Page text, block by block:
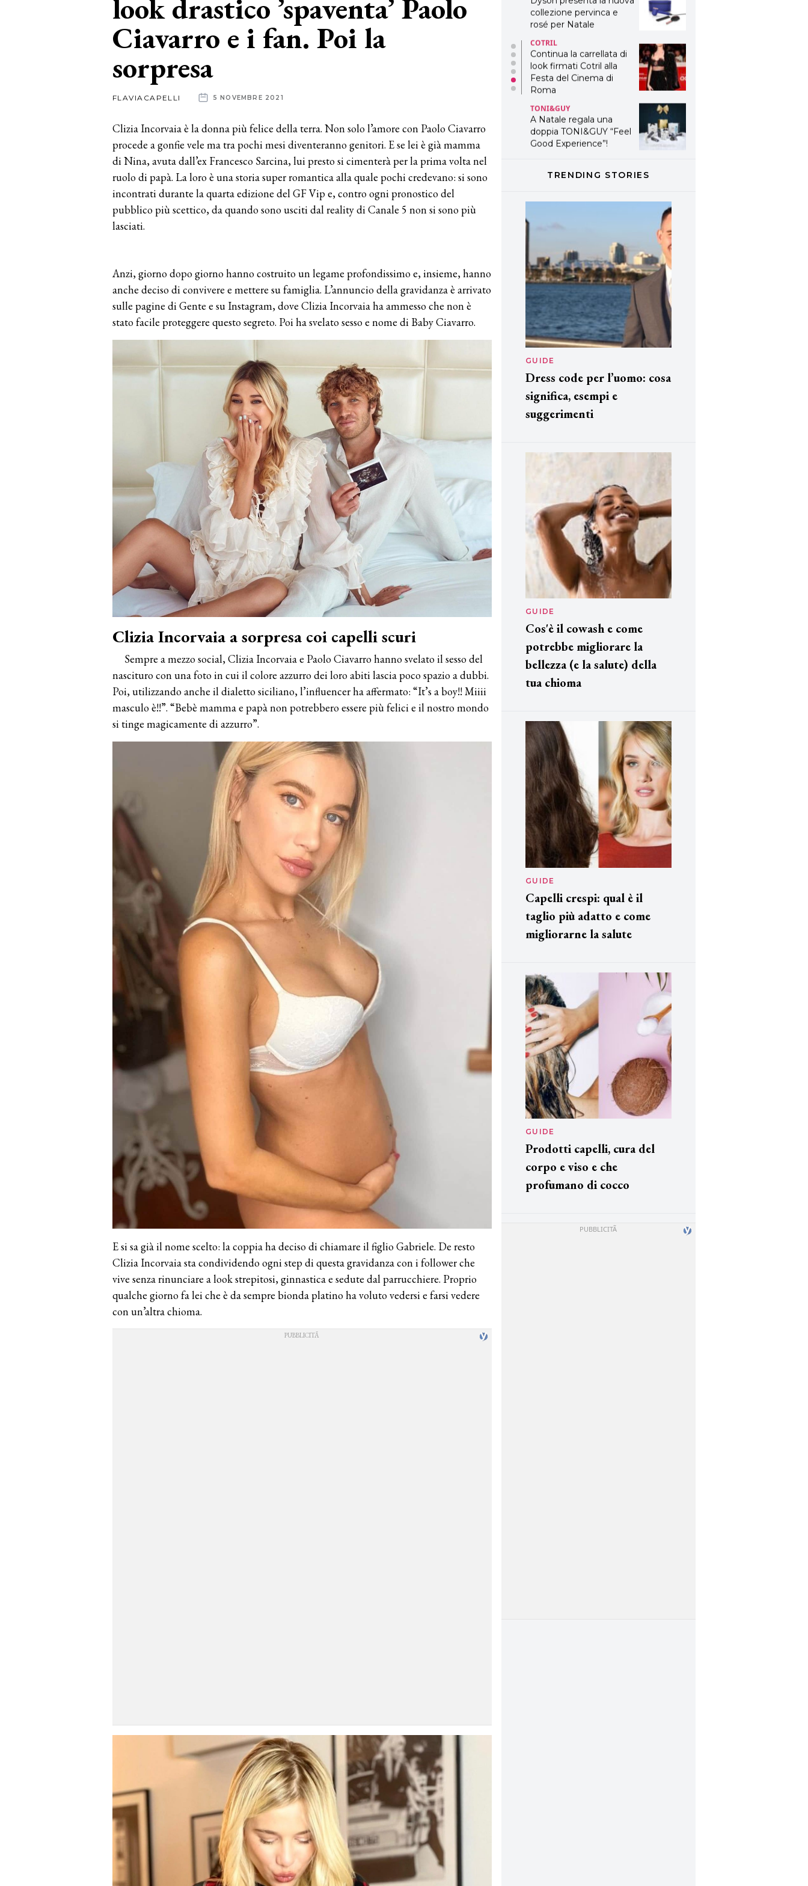
look drastico ’spaventa’ Paolo
Ciavarro e i fan. Poi la
sorpresa
FLAVIACAPELLI 5 NOVEMBRE 2021
Clizia Incorvaia è la donna più felice della terra. Non solo l’amore con Paolo Ciavarro
procede a gonfie vele ma tra pochi mesi diventeranno genitori. E se lei è già mamma
di Nina, avuta dall’ex Francesco Sarcina, lui presto si cimenterà per la prima volta nel
ruolo di papà. La loro è una storia super romantica alla quale pochi credevano: si sono
incontrati durante la quarta edizione del GF Vip e, contro ogni pronostico del
pubblico più scettico, da quando sono usciti dal reality di Canale 5 non si sono più
lasciati.
Anzi, giorno dopo giorno hanno costruito un legame profondissimo e, insieme, hanno
anche deciso di convivere e mettere su famiglia. L’annuncio della gravidanza è arrivato
sulle pagine di Gente e su Instagram, dove Clizia Incorvaia ha ammesso che non è
stato facile proteggere questo segreto. Poi ha svelato sesso e nome di Baby Ciavarro.
Clizia Incorvaia a sorpresa coi capelli scuri
Sempre a mezzo social, Clizia Incorvaia e Paolo Ciavarro hanno svelato il sesso del
nascituro con una foto in cui il colore azzurro dei loro abiti lascia poco spazio a dubbi.
Poi, utilizzando anche il dialetto siciliano, l’influencer ha affermato: “It’s a boy!! Miiii
masculo è!!”. “Bebè mamma e papà non potrebbero essere più felici e il nostro mondo
si tinge magicamente di azzurro”.
E si sa già il nome scelto: la coppia ha deciso di chiamare il figlio Gabriele. De resto
Clizia Incorvaia sta condividendo ogni step di questa gravidanza con i follower che
vive senza rinunciare a look strepitosi, ginnastica e sedute dal parrucchiere. Proprio
qualche giorno fa lei che è da sempre bionda platino ha voluto vedersi e farsi vedere
con un’altra chioma.
collezione pervinca e
rosé per Natale
COTRIL
Continua la carrellata di
look firmati Cotril alla
Festa del Cinema di
Roma
TONI&GUY
A Natale regala una
doppia TONI&GUY “Feel
Good Experience”!
LABEL.M lancia la sua
DAVINES
cofanetti beauty preziosi
per un regalo adatto ad
ogni capello
TRENDING STORIES
GUIDE
Dress code per l’uomo: cosa
significa, esempi e
suggerimenti
GUIDE
Cos'è il cowash e come
potrebbe migliorare la
bellezza (e la salute) della
tua chioma
GUIDE
Capelli crespi: qual è il
taglio più adatto e come
migliorarne la salute
GUIDE
Prodotti capelli, cura del
corpo e viso e che
profumano di cocco